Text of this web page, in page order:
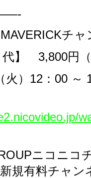
MAVERICKチャ
代】 3,800円
火） 12 ： 00 ～
ニコニコ
規有料チャン